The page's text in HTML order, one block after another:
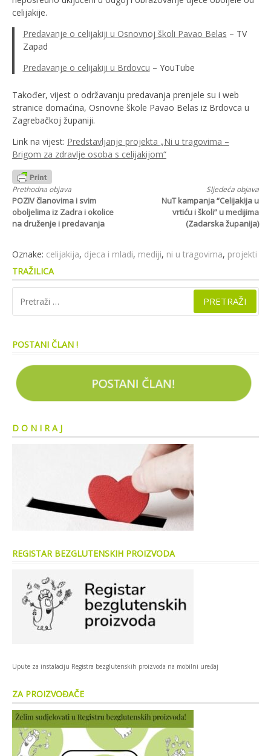
celijakije.
Predavanje o celijakiji u Osnovnoj školi Pavao Belas – TV
Zapad
Predavanje o celijakiji u Brdovcu – YouTube
Također, vijest o održavanju predavanja prenjele su i web
stranice domaćina, Osnovne škole Pavao Belas iz Brdovca u
Zagrebačkoj županiji.
Link na vijest: Predstavljanje projekta „Ni u tragovima –
Brigom za zdravlje osoba s celijakijom“
Nastavi
s
Prethodna objava
POZIV članovima i svim
oboljelima iz Zadra i okolice
na druženje i predavanja
Sljedeća objava
NuT kampanja “Celijakija u
vrtiću i školi” u medijima
(Zadarska županija)
Oznake: celijakija, djeca i mladi, mediji, ni u tragovima, projekti
TRAŽILICA
POSTANI ČLAN !
D O N I R A J
REGISTAR BEZGLUTENSKIH PROIZVODA
Upute za instalaciju Registra bezglutenskih proizvoda na mobilni uređaj
ZA PROIZVOĐAČE